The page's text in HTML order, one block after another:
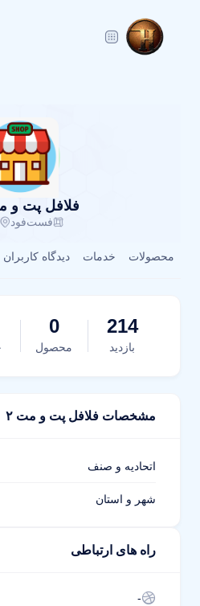
فلافل پت و
فست‌فود
محصولات خدمات دیدگاه کاربران
214
بازدید
0
محصول
مشخصات فلافل پت و مت ۲
اتحادیه و صنف
شهر و استان
راه های ارتباطی
-